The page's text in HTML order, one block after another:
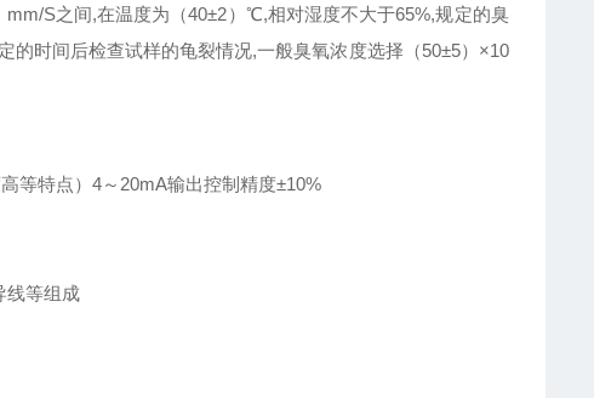
S之间,在温度为（40±2）℃,相对湿度不大于65%,规定的臭
时间后检查试样的龟裂情况,一般臭氧浓度选择（50±5）×10
等特点）4～20mA输出控制精度±10%
线等组成